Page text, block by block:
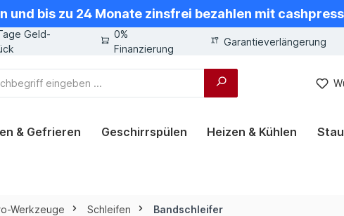
und bis zu 24 Monate zinsfrei bezahlen mit
Geld-
0%
Finanzierung
Garantieverlängerung
& Gefrieren Geschirrspülen Heizen & Kühlen
Werkzeuge Schleifen Bandschleifer